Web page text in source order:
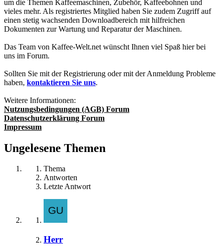
um die Themen Kaffeemaschinen, Zubehör, Kaffeebohnen und
vieles mehr. Als registriertes Mitglied haben Sie zudem Zugriff auf
einen stetig wachsenden Downloadbereich mit hilfreichen
Dokumenten zur Wartung und Reparatur der Maschinen.
Das Team von Kaffee-Welt.net wünscht Ihnen viel Spaß hier bei
uns im Forum.
Sollten Sie mit der Registrierung oder mit der Anmeldung Probleme
haben, kontaktieren Sie uns.
Weitere Informationen:
Nutzungsbedingungen (AGB) Forum
Datenschutzerklärung Forum
Impressum
Ungelesene Themen
Thema
Antworten
Letzte Antwort
Herr